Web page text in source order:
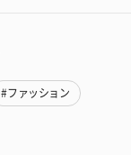
#ファッション